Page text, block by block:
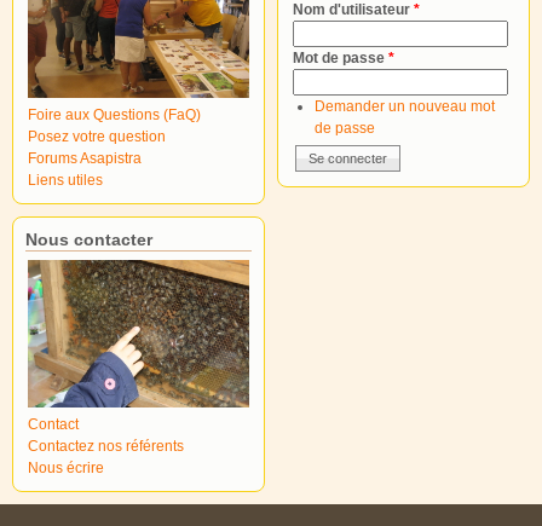
Foire aux Questions (FaQ)
Posez votre question
Forums Asapistra
Liens utiles
Nous contacter
Contact
Contactez nos référents
Nous écrire
Nom d'utilisateur *
Mot de passe *
Demander un nouveau mot
de passe